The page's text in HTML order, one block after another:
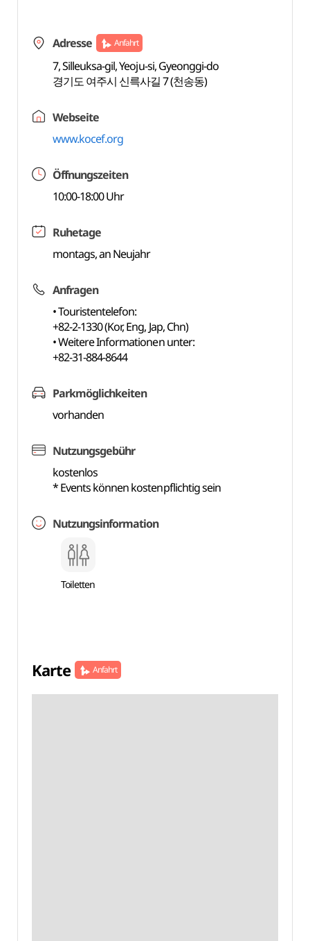
Adresse Anfahrt
7, Silleuksa-gil, Yeoju-si, Gyeonggi-do
경기도 여주시 신륵사길 7 (천송동)
Webseite
www.kocef.org
Öffnungszeiten
10:00-18:00 Uhr
Ruhetage
montags, an Neujahr
Anfragen
• Touristentelefon:
+82-2-1330 (Kor, Eng, Jap, Chn)
• Weitere Informationen unter:
+82-31-884-8644
Parkmöglichkeiten
vorhanden
Nutzungsgebühr
kostenlos
* Events können kostenpflichtig sein
Nutzungsinformation
Toiletten
Karte Anfahrt